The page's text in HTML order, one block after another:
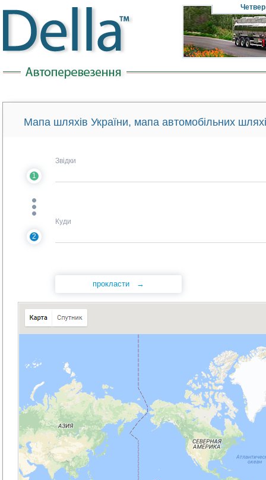
Четвер
Мапа шляхів України, мапа автомобільних
1
Звідки
2
Куди